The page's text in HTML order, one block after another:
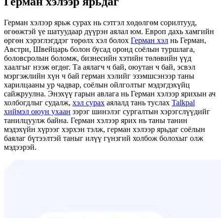
Герман хэлээр ярьж сурах нь сэтгэл хөдөлгөм сорилтууд,
өгөөжтэй үе шатуудаар дүүрэн аялал юм. Европ дахь хамгийн
өргөн хэрэглэгддэг төрөлх хэл болох Герман хэл нь Герман,
Австри, Швейцарь болон бусад оронд соёлын туршлага,
боловсролын боломж, бизнесийн хэтийн төлөвийн үүд
хаалгыг нээж өгдөг. Та аялагч ч бай, оюутан ч бай, эсвэл
мэргэжлийн хүн ч бай герман хэлийг эзэмшсэнээр таны
харилцааны ур чадвар, соёлын ойлголтыг мэдэгдэхүйц
сайжруулна. Энэхүү гарын авлага нь Герман хэлээр ярихын ач
холбогдлыг судалж, хэл сурах аялалд тань туслах Talkpal
хиймэл оюун ухаан зэрэг шинэлэг сургалтын хэрэгслүүдийг
танилцуулж байна. Герман хэлээр ярих нь таны танин
мэдэхүйн хүрээг хэрхэн тэлж, герман хэлээр ярьдаг соёлын
баялаг бүтээлтэй таныг илүү гүнзгий холбож болохыг олж
мэдээрэй.